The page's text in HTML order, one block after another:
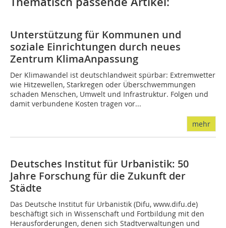
Unterstützung für Kommunen und
soziale Einrichtungen durch neues
Zentrum KlimaAnpassung
Der Klimawandel ist deutschlandweit spürbar: Extremwetter
wie Hitzewellen, Starkregen oder Überschwemmungen
schaden Menschen, Umwelt und Infrastruktur. Folgen und
damit verbundene Kosten tragen vor...
mehr
Deutsches Institut für Urbanistik: 50
Jahre Forschung für die Zukunft der
Städte
Das Deutsche Institut für Urbanistik (Difu, www.difu.de)
beschäftigt sich in Wissenschaft und Fortbildung mit den
Herausforderungen, denen sich Stadtverwaltungen und